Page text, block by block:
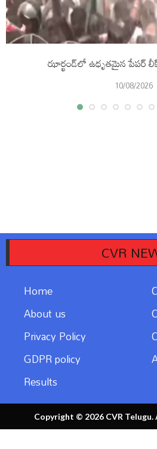
ఝార్ఖండ్‌లో ఉధృతమైన పేపర్‌
10/08/2026
CVR
Home
About us
Privacy Policy
GDPR policy
Results
Copyright © 2026 CVR Telugu.